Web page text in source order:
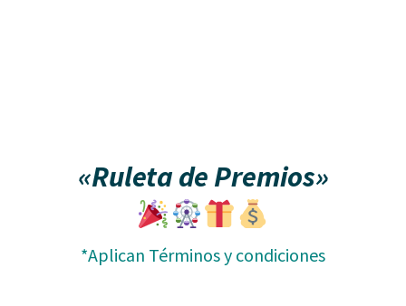
«Ruleta de Premios»
*Aplican Términos y condiciones